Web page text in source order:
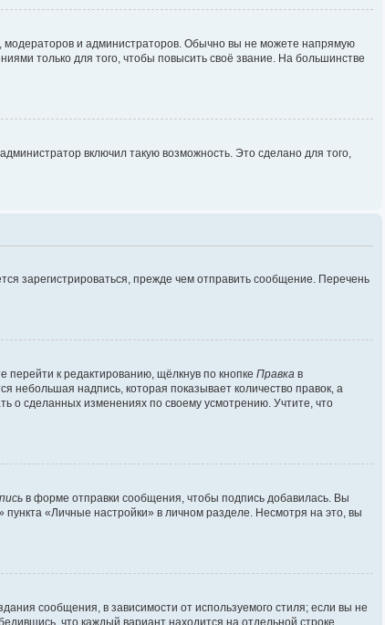
и администраторов. Обычно вы не можете напрямую
только для того, чтобы повысить своё звание. На большинстве
включил такую возможность. Это сделано для того,
зарегистрироваться, прежде чем отправить сообщение. Перечень
к редактированию, щёлкнув по кнопке Правка в
небольшая надпись, которая показывает количество правок, а
о сделанных изменениях по своему усмотрению. Учтите, что
в форме отправки сообщения, чтобы подпись добавилась. Вы
«Личные настройки» в личном разделе. Несмотря на это, вы
сообщения, в зависимости от используемого стиля; если вы не
что каждый вариант находится на отдельной строке